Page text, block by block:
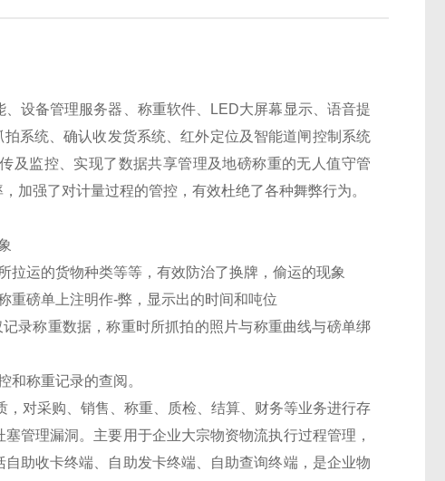
设备管理服务器、称重软件、LED大屏幕显示、语音提
系统、确认收发货系统、红外定位及智能道闸控制系统
及监控、实现了数据共享管理及地磅称重的无人值守管
加强了对计量过程的管控，有效杜绝了各种舞弊行为。
运的货物种类等等，有效防治了换牌，偷运的现象
磅单上注明作-弊，显示出的时间和吨位
录称重数据，称重时所抓拍的照片与称重曲线与磅单绑
称重记录的查阅。
对采购、销售、称重、质检、结算、财务等业务进行存
管理漏洞。主要用于企业大宗物资物流执行过程管理，
助收卡终端、自助发卡终端、自助查询终端，是企业物